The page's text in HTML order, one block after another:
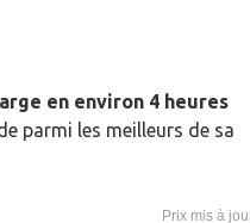
en environ 4 heures
parmi les meilleurs de sa